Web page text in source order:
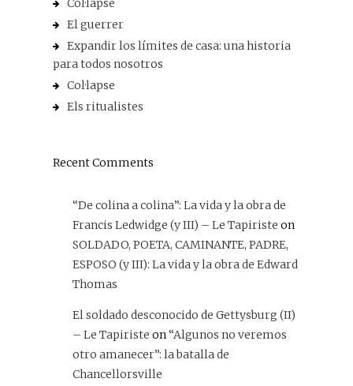
Col·lapse
El guerrer
Expandir los límites de casa: una historia
para todos nosotros
Col·lapse
Els ritualistes
Recent Comments
“De colina a colina”: La vida y la obra de
Francis Ledwidge (y III) – Le Tapiriste on
SOLDADO, POETA, CAMINANTE, PADRE,
ESPOSO (y III): La vida y la obra de Edward
Thomas
El soldado desconocido de Gettysburg (II)
– Le Tapiriste on“Algunos no veremos
otro amanecer”: la batalla de
Chancellorsville